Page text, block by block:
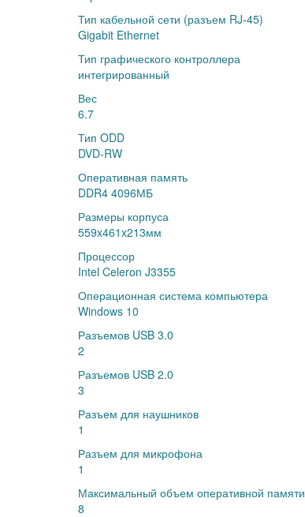
Тип кабельной сети (разъем RJ-45)
Gigabit Ethernet
Тип графического контроллера
интегрированный
Вес
6.7
Тип ODD
DVD-RW
Оперативная память
DDR4 4096МБ
Размеры корпуса
559x461x213мм
Процессор
Intel Celeron J3355
Операционная система компьютера
Windows 10
Разъемов USB 3.0
2
Разъемов USB 2.0
3
Разъем для наушников
1
Разъем для микрофона
1
Максимальный объем оперативной памяти
8